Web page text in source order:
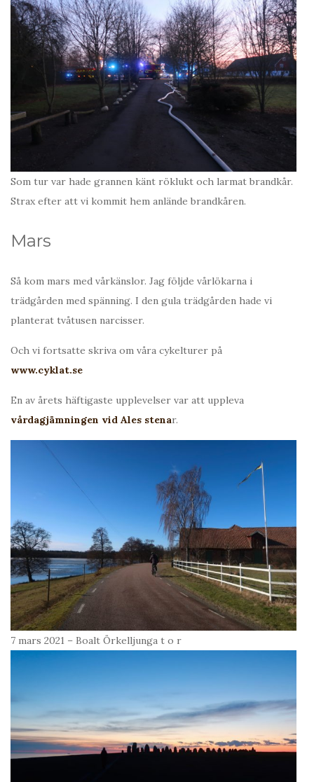
Som tur var hade grannen känt röklukt och larmat brandkår.
Strax efter att vi kommit hem anlände brandkåren.
Mars
Så kom mars med vårkänslor. Jag följde vårlökarna i
trädgården med spänning. I den gula trädgården hade vi
planterat tvåtusen narcisser.
Och vi fortsatte skriva om våra cykelturer på
www.cyklat.se
En av årets häftigaste upplevelser var att uppleva
vårdagjämningen vid Ales stenar.
7 mars 2021 – Boalt Örkelljunga t o r